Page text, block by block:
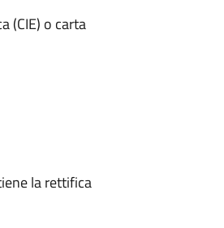
(CIE) o carta
la rettifica